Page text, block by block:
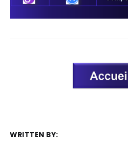
WRITTEN BY: